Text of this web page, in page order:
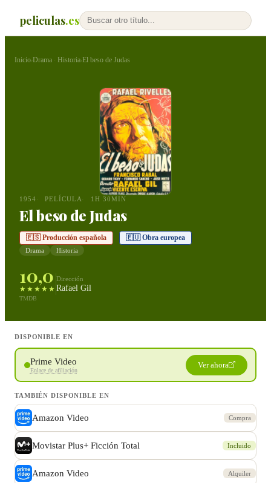
peliculas.es
Inicio›Drama · Historia›El beso de Judas
1954 PELÍCULA 1H 30MIN
El beso de Judas
🇪🇸 Producción española 🇪🇺 Obra europea
Drama Historia
10,0
★★★★★
TMDB
Dirección
Rafael Gil
DISPONIBLE EN
Prime Video
Enlace de afiliación
Ver ahora
TAMBIÉN DISPONIBLE EN
Amazon Video Compra
Movistar Plus+ Ficción Total Incluido
Amazon Video Alquiler